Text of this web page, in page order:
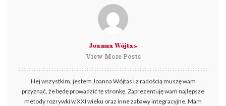
Joanna Wójtas
View More Posts
Hej wszystkim, jestem Joanna Wójtas i z radością muszę wam
przyznać, że będę prowadzić tę stronkę. Zaprezentuję wam najlepsze
metody rozrywki w XXI wieku oraz inne zabawy integracyjne. Mam